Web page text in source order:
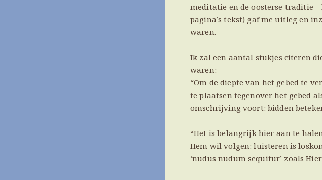
meditatie en de oosterse traditie –
pagina’s tekst) gaf me uitleg en
waren.
Ik zal een aantal stukjes citeren
waren:
“Om de diepte van het gebed te
te plaatsen tegenover het gebed
omschrijving voort: bidden
“Het is belangrijk hier aan te
Hem wil volgen: luisteren is
‘nudus nudum sequitur’ zoals